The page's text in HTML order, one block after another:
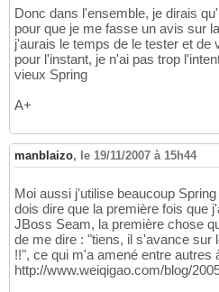
Donc dans l'ensemble, je dirais
pour que je me fasse un avis sur
j'aurais le temps de le tester et de
pour l'instant, je n'ai pas trop
vieux Spring
A+
manblaizo, le 19/11/2007 à 15h44
Moi aussi j'utilise beaucoup
dois dire que la première fois que
JBoss Seam, la première chose
de me dire : "tiens, il s'avance sur
!!", ce qui m'a amené entre autres
http://www.weiqigao.com/blog/